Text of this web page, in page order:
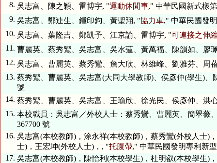
8. 吳志富、陳之穎、雷博宇, "運動休閒車," 中華民國新式樣
9. 吳志富、鄭連生、鍾印鈞、黃聖翔, "協力車," 中華民國發
10. 吳志富、葉隆吉、鄭凱予、江京諭、雷博宇, "可連接之伸
11. 曹麗英、蔡秀鸞、吳志富、吳水蓮、黃萬福、陳韻如、廖
12. 吳志富、曹麗英、蔡秀鸞、詹大欣、林維峰、劉雅芬、周
13. 蔡秀鸞、曹麗英、吳志富(大同大學教師)、侯彥仲(學生)、
號
14. 蔡秀鸞、曹麗英、吳志富、王瑜欣、徐光民、侯彥仲、洪
15. 本校職員：吳志富／外校人士：蔡秀鸞、曹麗英、簡翠薇
367700 號
16. 吳志富(本校教師)，涂永祥(本校教師)，蔡秀鸞(外校人士)
士)，王宏坤(外校人士)，, "托腹帶," 中華民國發明專利新型
17. 吳志富(本校教師)，陳怡利(本校學生)，杜明叡(本校學生)